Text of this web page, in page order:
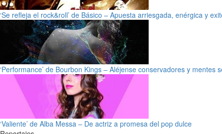
‘Se refleja el rock&roll’ de Básico – Apuesta arriesgada, enérgica y
‘Performance’ de Bourbon Kings – Aléjense conservadores y mentes
‘Valiente’ de Alba Messa – De actriz a promesa del pop dulce